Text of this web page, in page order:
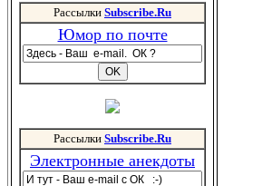
Рассылки Subscribe.Ru
Юмор по почте
Рассылки Subscribe.Ru
Электронные анекдоты